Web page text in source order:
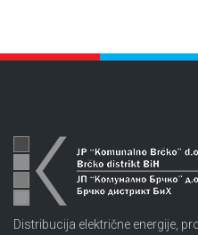
Distribucija električne energije,